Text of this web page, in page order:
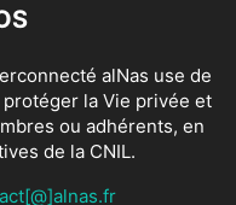
alNas use de
la Vie privée et
ou adhérents, en
de la CNIL.